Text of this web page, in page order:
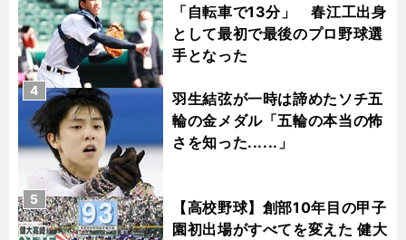
「自転車で13分」 春江工出身
として最初で最後のプロ野球選
手となった
羽生結弦が一時は諦めたソチ五
輪の金メダル「五輪の本当の怖
さを知った......」
4
【高校野球】創部10年目の甲子
園初出場がすべてを変えた 健大
5